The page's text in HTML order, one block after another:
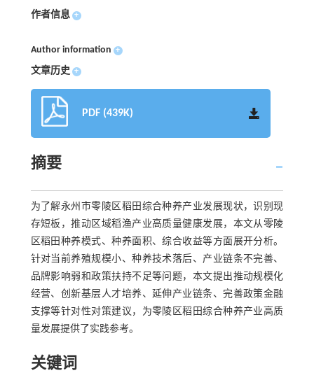
作者信息 +
Author information +
文章历史 +
PDF (439K)
摘要
为了解永州市零陵区稻田综合种养产业发展现状，识别现
存短板，推动区域稻渔产业高质量健康发展，本文从零陵
区稻田种养模式、种养面积、综合收益等方面展开分析。
针对当前养殖规模小、种养技术落后、产业链条不完善、
品牌影响弱和政策扶持不足等问题，本文提出推动规模化
经营、创新基层人才培养、延伸产业链条、完善政策金融
支撑等针对性对策建议，为零陵区稻田综合种养产业高质
量发展提供了实践参考。
关键词